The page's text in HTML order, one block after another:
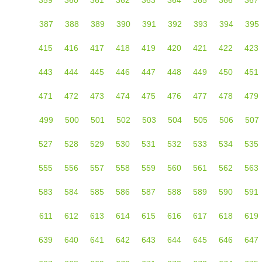
387 388 389 390 391 392 393 394 395
415 416 417 418 419 420 421 422 423
443 444 445 446 447 448 449 450 451
471 472 473 474 475 476 477 478 479
499 500 501 502 503 504 505 506 507
527 528 529 530 531 532 533 534 535
555 556 557 558 559 560 561 562 563
583 584 585 586 587 588 589 590 591
611 612 613 614 615 616 617 618 619
639 640 641 642 643 644 645 646 647